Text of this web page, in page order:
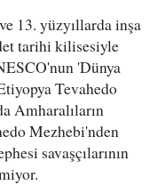
13. yüzyıllarda inşa
tarihi kilisesiyle
'Dünya
Tevahedo
Amharalıların
Mezhebi'nden
savaşçılarının